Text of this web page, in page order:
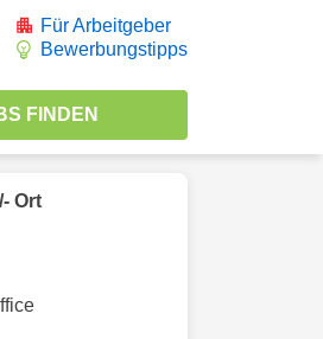
Für Arbeitgeber
Bewerbungstipps
Ort